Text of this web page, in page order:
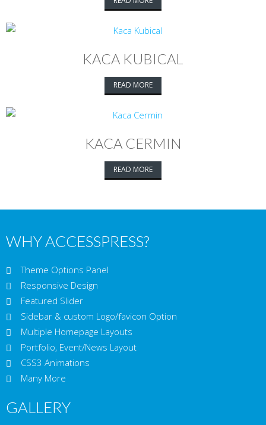
KACA KUBICAL
READ MORE
KACA CERMIN
READ MORE
WHY ACCESSPRESS?
Theme Options Panel
Responsive Design
Featured Slider
Sidebar & custom Logo/favicon Option
Multiple Homepage Layouts
Portfolio, Event/News Layout
CSS3 Animations
Many More
GALLERY